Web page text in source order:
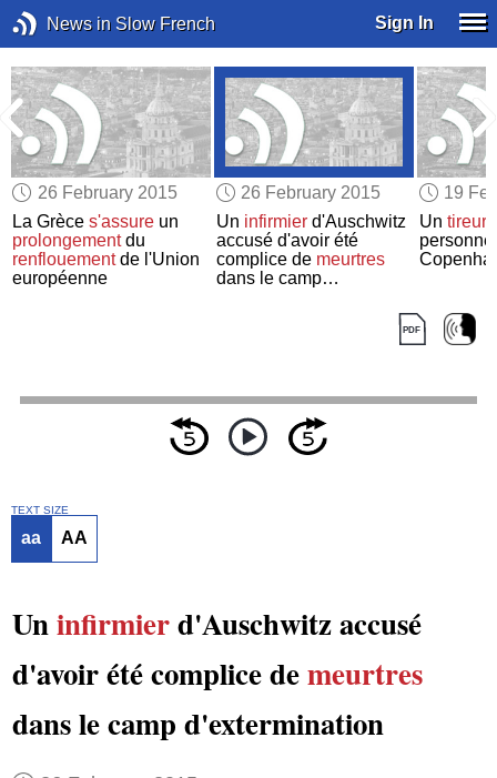
News in Slow French Sign In
26 February 2015
La Grèces'assure un
prolongementdu
renflouementde l'Union
européenne
26 February 2015
Un infirmierd'Auschwitz
accusé d'avoir été
complice de meurtres
dans le camp
19
Un tireur
TEXT SIZE
aa AA
Uninfirmierd'Auschwitz accusé
d'avoir été complice demeurtres
dans le camp d'extermination